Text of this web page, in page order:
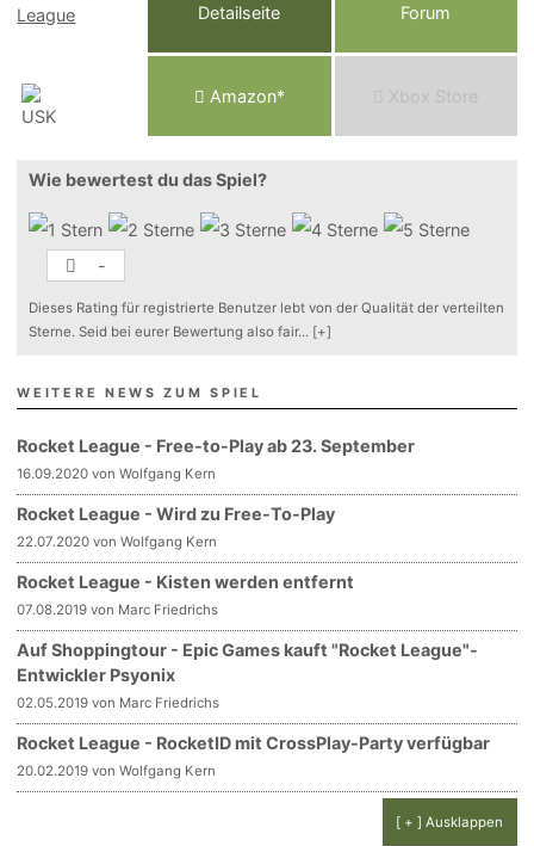
Detailseite Forum
Amazon* Xbox Store
Wie bewertest du das Spiel?
-
Dieses Rating für registrierte Benutzer lebt von der Qualität der verteilten
Sterne. Seid bei eurer Bewertung also fair... [+]
WEITERE NEWS ZUM SPIEL
Rocket League - Free-to-Play ab 23. September
16.09.2020 von Wolfgang Kern
Rocket League - Wird zu Free-To-Play
22.07.2020 von Wolfgang Kern
Rocket League - Kisten werden entfernt
07.08.2019 von Marc Friedrichs
Auf Shoppingtour - Epic Games kauft "Rocket League"-
Entwickler Psyonix
02.05.2019 von Marc Friedrichs
Rocket League - RocketID mit CrossPlay-Party verfügbar
20.02.2019 von Wolfgang Kern
[ + ] Ausklappen